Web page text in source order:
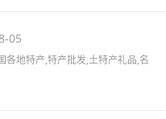
05
各地特产,特产批发,土特产礼品,名